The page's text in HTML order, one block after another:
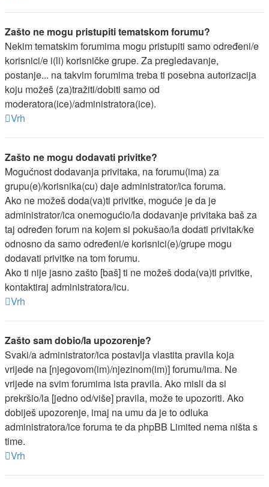
Zašto ne mogu pristupiti tematskom forumu?
Nekim tematskim forumima mogu pristupiti samo određeni/e
korisnici/e i(li) korisničke grupe. Za pregledavanje,
postanje... na takvim forumima treba ti posebna autorizacija
koju možeš (za)tražiti/dobiti samo od
moderatora(ice)/administratora(ice).
Vrh
Zašto ne mogu dodavati privitke?
Mogućnost dodavanja privitaka, na forumu(ima) za
grupu(e)/korisnika(cu) daje administrator/ica foruma.
Ako ne možeš doda(va)ti privitke, moguće je da je
administrator/ica onemogućio/la dodavanje privitaka baš za
taj određen forum na kojem si pokušao/la dodati privitak/ke
odnosno da samo određeni/e korisnici(e)/grupe mogu
dodavati privitke na tom forumu.
Ako ti nije jasno zašto [baš] ti ne možeš doda(va)ti privitke,
kontaktiraj administratora/icu.
Vrh
Zašto sam dobio/la upozorenje?
Svaki/a administrator/ica postavlja vlastita pravila koja
vrijede na [njegovom(im)/njezinom(im)] forumu/ima. Ne
vrijede na svim forumima ista pravila. Ako misli da si
prekršio/la [jedno od/više] pravila, može te upozoriti. Ako
dobiješ upozorenje, imaj na umu da je to odluka
administratora/ice foruma te da phpBB Limited nema ništa s
time.
Vrh